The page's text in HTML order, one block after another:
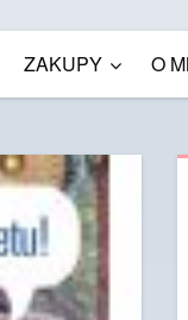
ZAKUPY O